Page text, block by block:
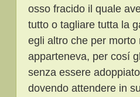
osso fracido il quale
tutto o tagliare tutta la
egli altro che per
apparteneva, per cosí
senza essere
dovendo attendere in